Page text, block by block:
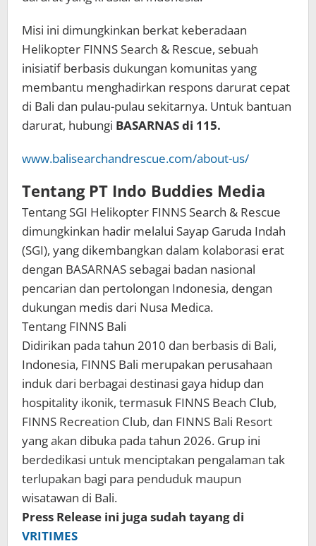
Misi ini dimungkinkan berkat keberadaan
Helikopter FINNS Search & Rescue, sebuah
inisiatif berbasis dukungan komunitas yang
membantu menghadirkan respons darurat cepat
di Bali dan pulau-pulau sekitarnya. Untuk bantuan
darurat, hubungi BASARNAS di 115.
www.balisearchandrescue.com/about-us/
Tentang PT Indo Buddies Media
Tentang SGI Helikopter FINNS Search & Rescue
dimungkinkan hadir melalui Sayap Garuda Indah
(SGI), yang dikembangkan dalam kolaborasi erat
dengan BASARNAS sebagai badan nasional
pencarian dan pertolongan Indonesia, dengan
dukungan medis dari Nusa Medica.
Tentang FINNS Bali
Didirikan pada tahun 2010 dan berbasis di Bali,
Indonesia, FINNS Bali merupakan perusahaan
induk dari berbagai destinasi gaya hidup dan
hospitality ikonik, termasuk FINNS Beach Club,
FINNS Recreation Club, dan FINNS Bali Resort
yang akan dibuka pada tahun 2026. Grup ini
berdedikasi untuk menciptakan pengalaman tak
terlupakan bagi para penduduk maupun
wisatawan di Bali.
Press Release ini juga sudah tayang di
VRITIMES